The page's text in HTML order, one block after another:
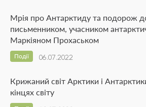
Мрія про Антарктиду та подорож до
письменником, учасником
Маркіяном Прохаськом
06.07.2022
Події
Крижаний світ Арктики і
кінцях світу